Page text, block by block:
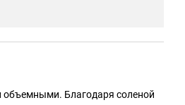
объемными. Благодаря соленой